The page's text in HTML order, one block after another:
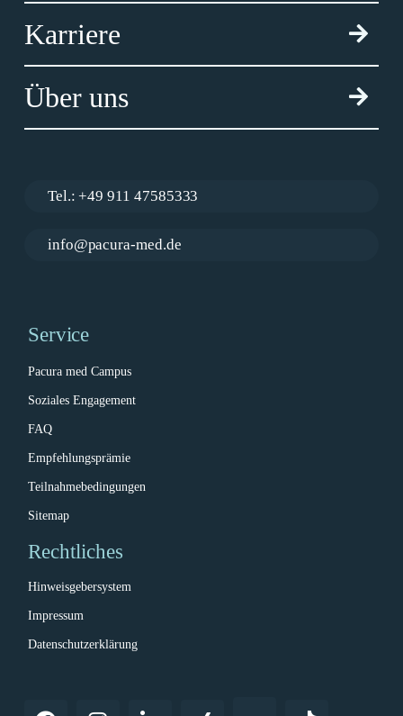
Karriere
Über uns
Tel.: +49 911 47585333
info@pacura-med.de
Service
Pacura med Campus
Soziales Engagement
FAQ
Empfehlungsprämie
Teilnahmebedingungen
Sitemap
Rechtliches
Hinweisgebersystem
Impressum
Datenschutzerklärung